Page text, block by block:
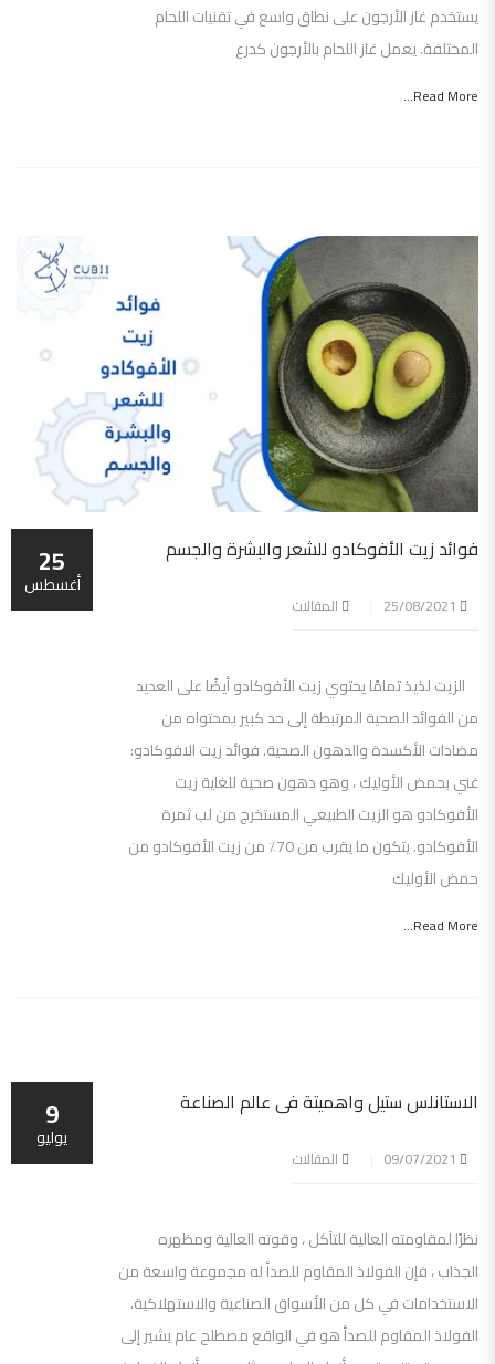
يستخدم غاز الأرجون على نطاق واسع في تقنيات اللحام
المختلفة. يعمل غاز اللحام بالأرجون كدرع
Read More...
فوائد زيت الأفوكادو للشعر والبشرة والجسم
المقالات
الزيت لذيذ تمامًا يحتوي زيت الأفوكادو أيضًا على العديد
من الفوائد الصحية المرتبطة إلى حد كبير بمحتواه من
مضادات الأكسدة والدهون الصحية. فوائد زيت الافوكادو:
غني بحمض الأوليك ، وهو دهون صحية للغاية زيت
الأفوكادو هو الزيت الطبيعي المستخرج من لب ثمرة
الأفوكادو. يتكون ما يقرب من 70٪ من زيت الأفوكادو من
حمض الأوليك
Read More...
25
أغسطس
الاستانلس ستيل واهميتة فى عالم الصناعة
المقالات
نظرًا لمقاومته العالية للتآكل ، وقوته العالية ومظهره
الجذاب ، فإن الفولاذ المقاوم للصدأ له مجموعة واسعة من
الاستخدامات في كل من الأسواق الصناعية والاستهلاكية.
الفولاذ المقاوم للصدأ هو في الواقع مصطلح عام يشير إلى
9
يوليو